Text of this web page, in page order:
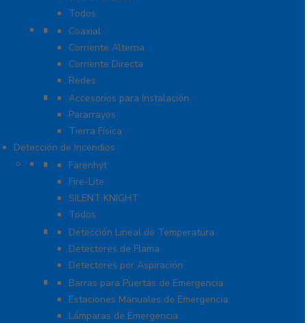
Todos
Protección contra Descargas
Coaxial
Corriente Alterna
Corriente Directa
Redes
Tierra Física y Pararrayos
Accesorios para Instalación
Pararrayos
Tierra Física
Detección de Incendios
Accesorios y Dispositivos Direccionables
Farenhyt
Fire-Lite
SILENT KNIGHT
Todos
Aplicaciones Especiales
Detección Lineal de Temperatura
Detectores de Flama
Detectores por Aspiración
Sistemas de Emergencia
Barras para Puertas de Emergencia
Estaciones Manuales de Emergencia
Lámparas de Emergencia